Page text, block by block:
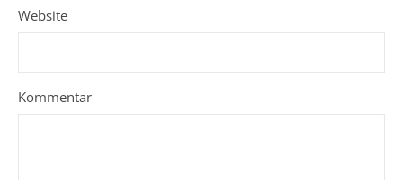
Website
Kommentar